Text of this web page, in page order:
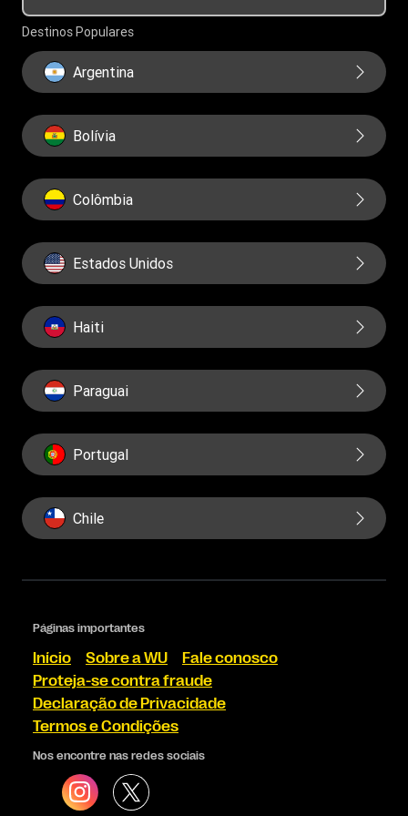
Governança
Relatorios
Destinos Populares
Argentina
Bolívia
Colômbia
Estados Unidos
Haiti
Paraguai
Portugal
Chile
Páginas importantes
Início Sobre a WU
Fale conosco
Proteja-se contra fraude
Declaração de Privacidade
Termos e Condições
Nos encontre nas redes sociais